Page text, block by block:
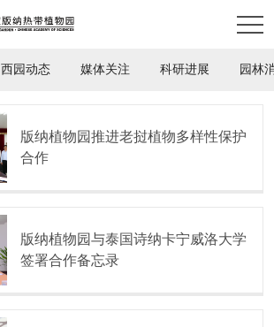
西园动态 媒体关注 科研进展 园林
版纳植物园推进老挝植物多样性保护
合作
版纳植物园与泰国诗纳卡宁威洛大学
签署合作备忘录